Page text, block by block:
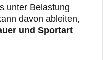
unter Belastung
davon ableiten,
und Sportart